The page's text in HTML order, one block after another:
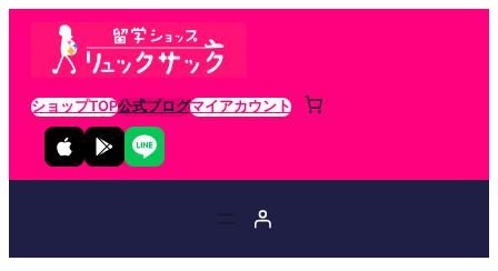
ショップTOP公式ブログマイアカウント